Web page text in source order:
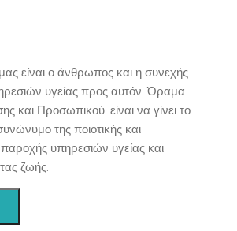
είναι ο άνθρωπος και η συνεχής
υγείας προς αυτόν. Όραμα
και Προσωπικού, είναι να γίνει το
της ποιοτικής και
υπηρεσιών υγείας και
ζωής.